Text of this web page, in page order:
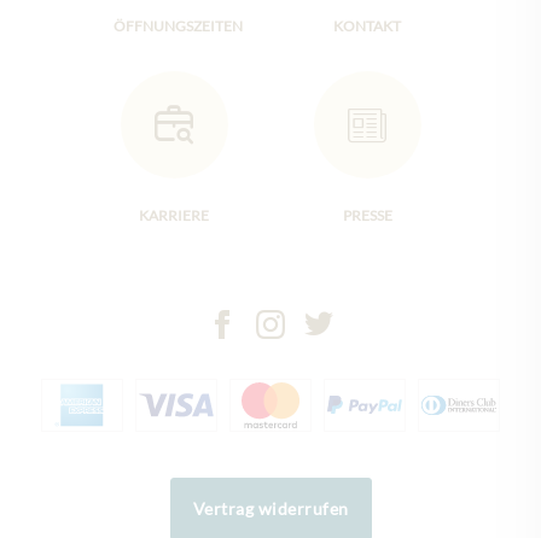
ÖFFNUNGSZEITEN KONTAKT
KARRIERE PRESSE
Vertrag widerrufen